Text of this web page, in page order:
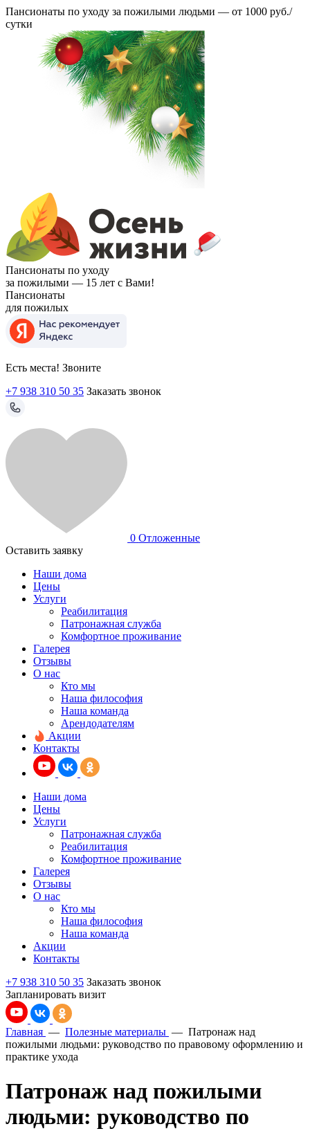
Пансионаты по уходу за пожилыми людьми — от 1000 руб./
сутки
Пансионаты по уходу
за пожилыми — 15 лет с Вами!
Пансионаты
для пожилых
Есть места! Звоните
+7 938 310 50 35 Заказать звонок
0 Отложенные
Оставить заявку
Наши дома
Цены
Услуги
Реабилитация
Патронажная служба
Комфортное проживание
Галерея
Отзывы
О нас
Кто мы
Наша философия
Наша команда
Арендодателям
Акции
Контакты
Наши дома
Цены
Услуги
Патронажная служба
Реабилитация
Комфортное проживание
Галерея
Отзывы
О нас
Кто мы
Наша философия
Наша команда
Акции
Контакты
+7 938 310 50 35 Заказать звонок
Запланировать визит
Главная — Полезные материалы — Патронаж над
пожилыми людьми: руководство по правовому оформлению и
практике ухода
Патронаж над пожилыми
людьми: руководство по